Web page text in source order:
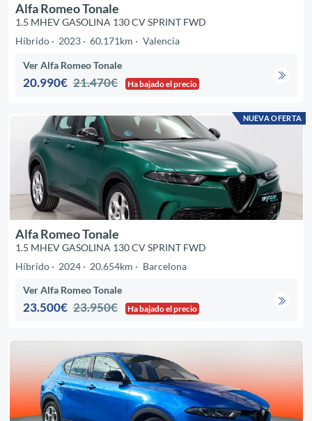
Alfa Romeo Tonale
1.5 MHEV GASOLINA 130 CV SPRINT FWD
Híbrido
2023 60.171km Valencia
Ver Alfa Romeo Tonale
20.990€ 21.470€ Ha bajado el precio
NUEVA OFERTA
Alfa Romeo Tonale
1.5 MHEV GASOLINA 130 CV SPRINT FWD
Híbrido
2024 20.654km Barcelona
Ver Alfa Romeo Tonale
23.500€ 23.950€ Ha bajado el precio